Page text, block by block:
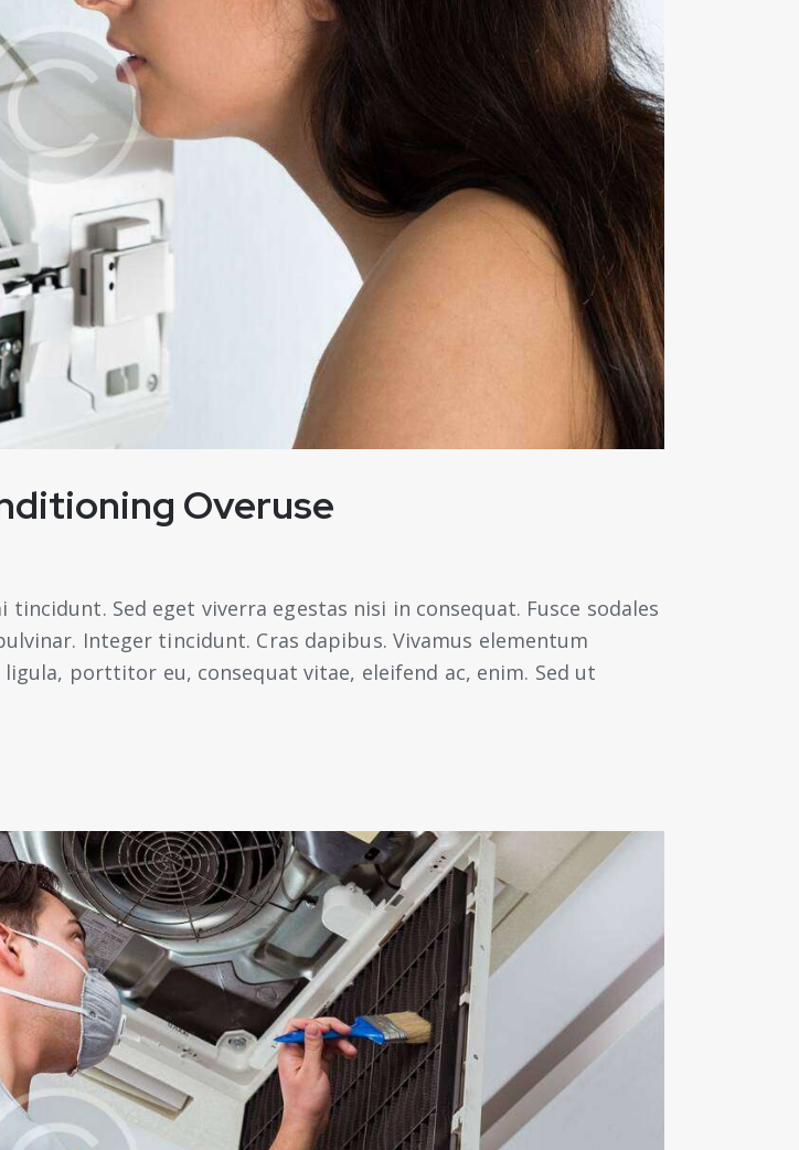
Overuse
Sed eget viverra egestas nisi in consequat. Fusce sodales
Integer tincidunt. Cras dapibus. Vivamus elementum
porttitor eu, consequat vitae, eleifend ac, enim. Sed ut